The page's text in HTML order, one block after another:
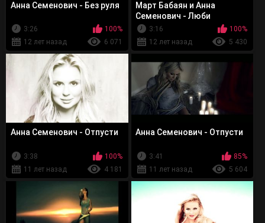
Анна Семенович - Без руля
3:26
100%
12 лет назад
6 071
Март Бабаян и Анна
Семенович - Люби
3:16
100%
12 лет назад
5 430
Анна Семенович - Отпусти
3:38
100%
11 лет назад
4 181
Анна Семенович - Отпусти
3:41
85%
11 лет назад
5 604